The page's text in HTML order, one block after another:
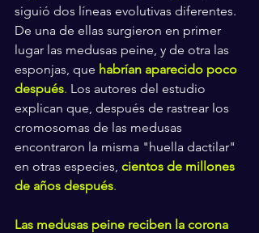
siguió dos líneas evolutivas diferentes.
De una de ellas surgieron en primer
lugar las medusas peine, y de otra las
esponjas, que habrían aparecido poco
después. Los autores del estudio
explican que, después de rastrear los
cromosomas de las medusas
encontraron la misma "huella dactilar"
en otras especies, cientos de millones
de años después.
Las medusas peine reciben la corona